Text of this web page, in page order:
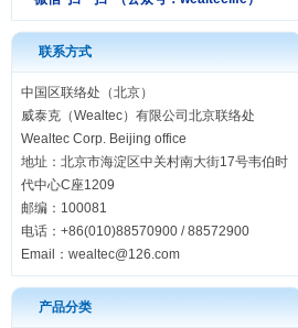
联系方式
中国区联络处（北京）
威泰克（Wealtec）有限公司北京联络处
Wealtec Corp. Beijing office
地址：北京市海淀区中关村南大街17号韦伯时
代中心C座1209
邮编：100081
电话：+86(010)88570900 / 88572900
Email： wealtec@126.com
产品分类